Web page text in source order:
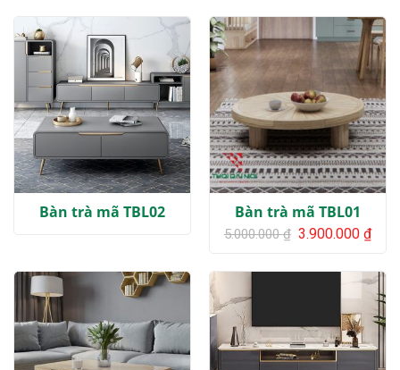
Bàn trà mã TBL02 Bàn trà mã TBL01
5.000.000₫ Giá
gốc
5.000.000 ₫.
3.900.000₫Giá
hiện
là: